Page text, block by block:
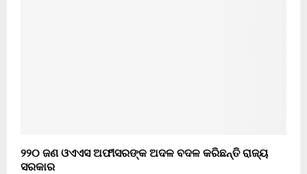
୨୨୦ ଜଣ ଓଏଏସ ଅଫୀସରଙ୍କ ଅଦଳ ବଦଳ କରିଛନ୍ତି ରାଜ୍ୟ
ସରକାର